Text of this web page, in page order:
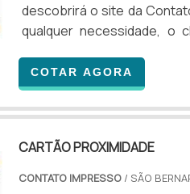
descobrirá o site da
qualquer necessidade, o
ramo.MAIS
PROXIMIDADESe alguém
em uma empresa
COTAR AGORA
CARTÃO PROXIMIDADE
CONTATO IMPRESSO / SÃO